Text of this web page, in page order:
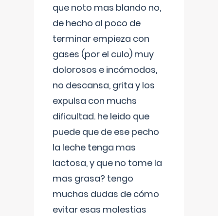
que noto mas blando no,
de hecho al poco de
terminar empieza con
gases (por el culo) muy
dolorosos e incómodos,
no descansa, grita y los
expulsa con muchs
dificultad. he leido que
puede que de ese pecho
la leche tenga mas
lactosa, y que no tome la
mas grasa? tengo
muchas dudas de cómo
evitar esas molestias